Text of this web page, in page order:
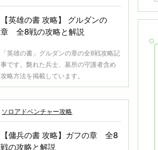
【英雄の書 攻略】 グルダンの
章 全8戦の攻略と解説
「英雄の書」グルダンの章の全8戦攻略記
事です。斃れた兵士、墓所の守護者含め
攻略方法を掲載しています。
ソロアドベンチャー攻略
【傭兵の書 攻略】ガフの章 全8
戦の攻略と解説